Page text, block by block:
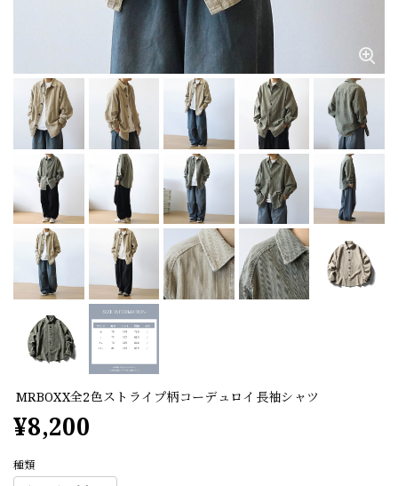
MRBOXX全2色ストライプ柄コーデュロイ長袖シャツ
¥8,200
種類